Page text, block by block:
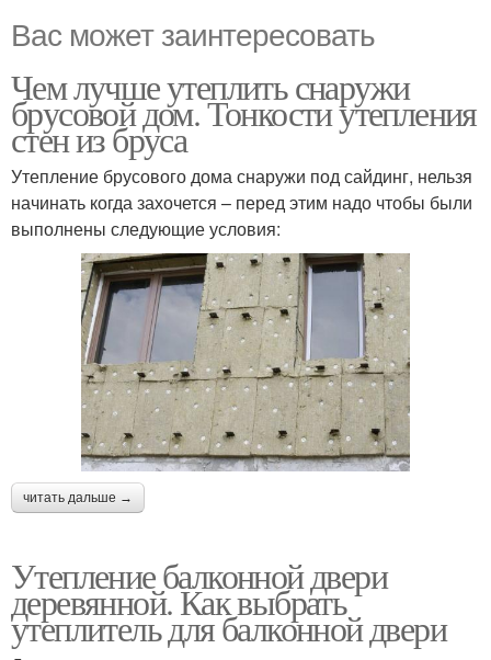
Вас может заинтересовать
Чем лучше утеплить снаружи
брусовой дом. Тонкости утепления
стен из бруса
Утепление брусового дома снаружи под сайдинг, нельзя
начинать когда захочется – перед этим надо чтобы были
выполнены следующие условия:
читать дальше →
Утепление балконной двери
деревянной. Как выбрать
утеплитель для балконной двери